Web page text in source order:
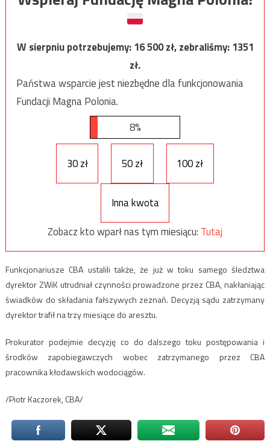
W sierpniu potrzebujemy:16 500zł, zebraliśmy:1351
zł.
Państwa wsparcie jest niezbędne dla funkcjonowania
Fundacji Magna Polonia.
8%
30 zł 50 zł 100 zł
Inna kwota
Zobacz kto wparł nas tym miesiącu: Tutaj
Funkcjonariusze CBA ustalili także, że już w toku samego śledztwa
dyrektor ZWiK utrudniał czynności prowadzone przez CBA, nakłaniając
świadków do składania fałszywych zeznań. Decyzją sądu zatrzymany
dyrektor trafił na trzy miesiące do aresztu.
Prokurator podejmie decyzję co do dalszego toku postępowania i
środków zapobiegawczych wobec zatrzymanego przez CBA
pracownika kłodawskich wodociągów.
/Piotr Kaczorek, CBA/